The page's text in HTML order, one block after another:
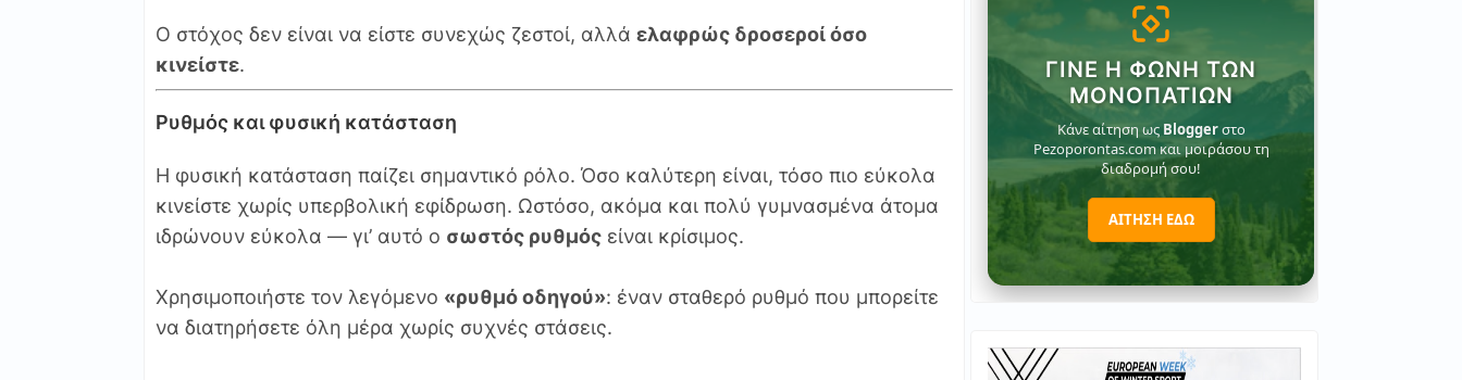
Ο στόχος δεν είναι να είστε συνεχώς ζεστοί, αλλά ελαφρώς δροσεροί όσο
κινείστε.
Ρυθμός και φυσική κατάσταση
Η φυσική κατάσταση παίζει σημαντικό ρόλο. Όσο καλύτερη είναι, τόσο πιο εύκολα
κινείστε χωρίς υπερβολική εφίδρωση. Ωστόσο, ακόμα και πολύ γυμνασμένα άτομα
ιδρώνουν εύκολα — γι’ αυτό ο σωστός ρυθμός είναι κρίσιμος.
Χρησιμοποιήστε τον λεγόμενο «ρυθμό οδηγού»: έναν σταθερό ρυθμό που μπορείτε
να διατηρήσετε όλη μέρα χωρίς συχνές στάσεις.
ΓΊΝΕ Η ΦΩΝΉ ΤΩΝ
ΜΟΝΟΠΑΤΙΏΝ
Κάνε αίτηση ως Bloggerστο
Pezoporontas.com και μοιράσου τη
διαδρομή σου!
ΑΙΤΗΣΗ ΕΔΩ